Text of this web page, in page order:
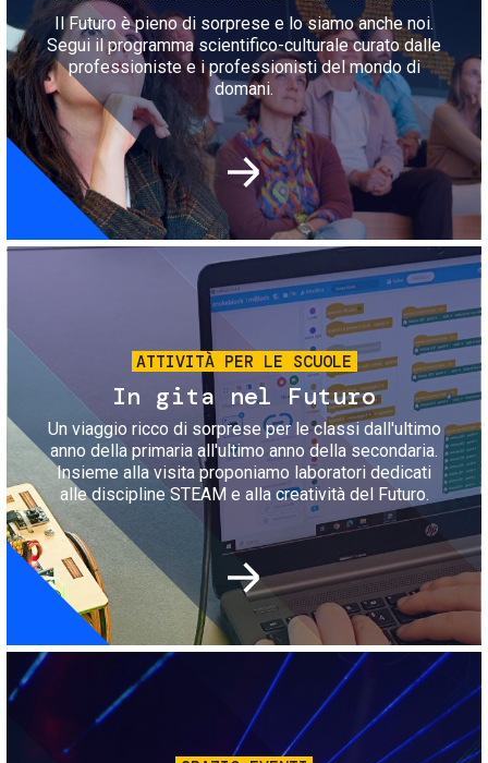
Il Futuro è pieno di sorprese e lo siamo anche noi.
Segui il programma scientifico-culturale curato dalle
professioniste e i professionisti del mondo di
domani.
Immagine
ATTIVITÀ PER LE SCUOLE
In gita nel Futuro
Un viaggio ricco di sorprese per le classi dall'ultimo
anno della primaria all'ultimo anno della secondaria.
Insieme alla visita proponiamo laboratori dedicati
alle discipline STEAM e alla creatività del Futuro.
Immagine